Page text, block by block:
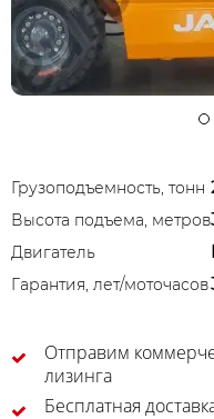
Грузоподъемность, тонн
Высота подъема, метров
Двигатель
Гарантия, лет/моточасов
Отправим
лизинга
Бесплатная